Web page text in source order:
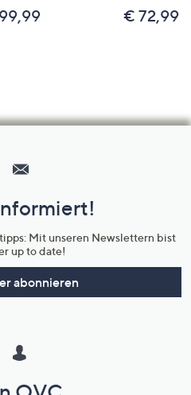
€ 72,99
Mit unseren Newslettern bist
up to date!
abonnieren